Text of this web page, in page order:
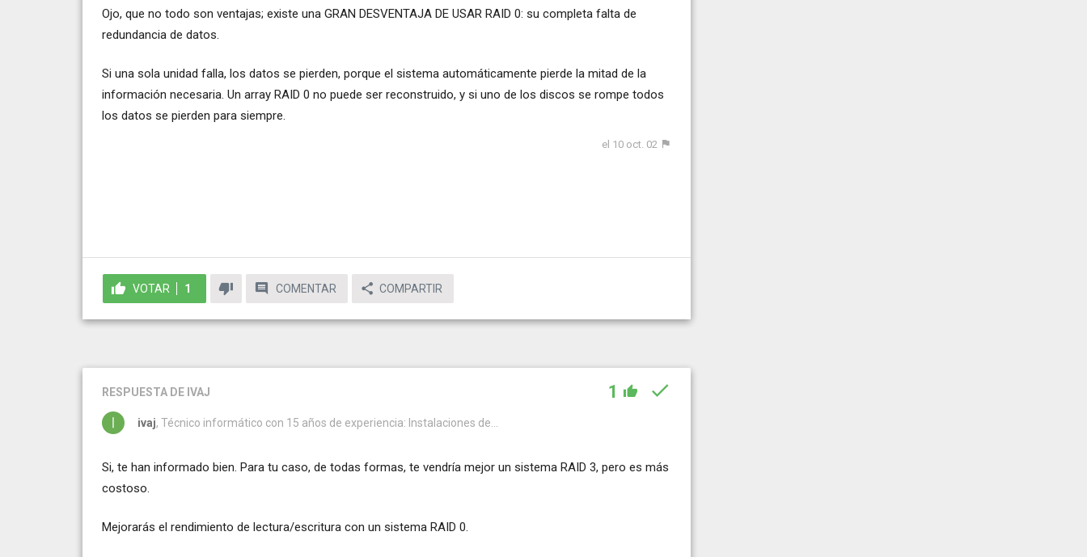
Ojo, que no todo son ventajas; existe una GRAN DESVENTAJA DE USAR RAID 0: su completa falta de
redundancia de datos.
Si una sola unidad falla, los datos se pierden, porque el sistema automáticamente pierde la mitad de la
información necesaria. Un array RAID 0 no puede ser reconstruido, y si uno de los discos se rompe todos
los datos se pierden para siempre.
el 10 oct. 02
VOTAR 1 COMENTAR COMPARTIR
RESPUESTA DE IVAJ 1
ivaj, Técnico informático con 15 años de experiencia: Instalaciones de...
Si, te han informado bien. Para tu caso, de todas formas, te vendría mejor un sistema RAID 3, pero es más
costoso.
Mejorarás el rendimiento de lectura/escritura con un sistema RAID 0.